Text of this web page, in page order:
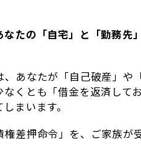
たの「自宅」と「勤務先
あなたが「自己破産」や
くとも「借金を返済して
まいます。
差押命令」を、ご家族が